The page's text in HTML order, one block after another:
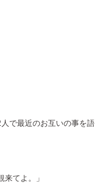
で最近のお互いの事を語
来てよ。」